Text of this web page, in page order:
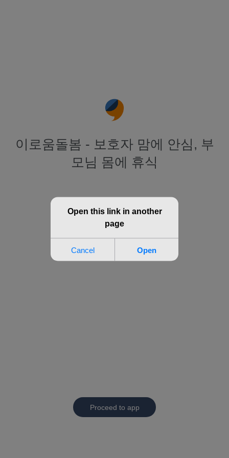
이로움돌봄 - 보호자 맘에 안심, 부
모님 몸에 휴식
Proceed to app